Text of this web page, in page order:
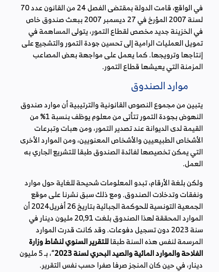
في الواقع، قامت الدولة بمقتضى الفصل 24 من القانون عدد 70
لسنة 2007 المؤرخ في 27 ديسمبر 2007 ببعث صندوق خاص
في الخزينة جديد مخصص لقطاع التمور، يتولى المساهمة في
تمويل العمليات الرامية إلى تحسين جودة التمور والتشجيع على
إنتاجها وترويجها. كما يعمل على مواجهة بعض المصاعب
المزمنة التي يعيشها قطاع التمور.
موارد الصندوق
يتبين من مجموع النصوص القانونية والترتيبية أن موارد صندوق
النهوض بجودة التمور تتأتى من معلوم يوظف بنسبة 1% من
القيمة لدى الديوانة عند تصدير التمور، ومن هبات وتبرعات
الأشخاص الطبيعيين والأشخاص المعنويين، ومن الموارد الأخرى
التي يمكن تخصيصها لفائدة الصندوق طبقا للتشريع الجاري به
العمل.
ولكن بلغة الأرقام، تبدو المعلومات شحيحة للغاية حول موارد
ونفقات وتدخلات الصندوق. ومع ذلك سبق نشرنا على موقع
الجمعية التونسية للحوكمة الجبائية بتاريخ 26 أفريل2024 أن
الموارد المحققة لهذا الصندوق بلغت 20,91 مليون دينار في
سنة 2023 دون تسجيل دفوعات. وقد كانت قدرت الموارد
المرسمة لنفس هذه السنة طبقاللتقرير السنوي لنشاط وزارة
الفلاحة والموارد المائية والصيد البحري لسنة 2023
“، بـ 5 مليون
دينار، في حين كان المنجز صرفا صفرا حسب نفس التقرير.